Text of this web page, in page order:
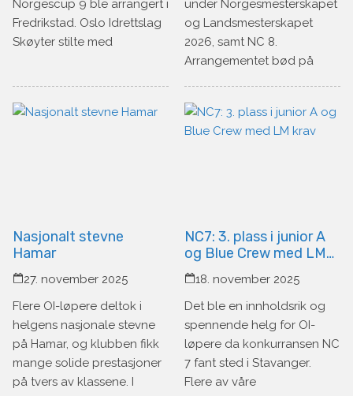
Norgescup 9 ble arrangert i
Fredrikstad. Oslo Idrettslag
Skøyter stilte med
under Norgesmesterskapet
og Landsmesterskapet
2026, samt NC 8.
Arrangementet bød på
Nasjonalt stevne
Hamar
27. november 2025
Flere OI-løpere deltok i
helgens nasjonale stevne
på Hamar, og klubben fikk
mange solide prestasjoner
på tvers av klassene. I
NC7: 3. plass i junior A
og Blue Crew med LM
krav
18. november 2025
Det ble en innholdsrik og
spennende helg for OI-
løpere da konkurransen NC
7 fant sted i Stavanger.
Flere av våre